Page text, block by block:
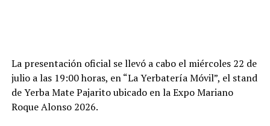
La presentación oficial se llevó a cabo el miércoles 22 de
julio a las 19:00 horas, en “La Yerbatería Móvil”, el stand
de Yerba Mate Pajarito ubicado en la Expo Mariano
Roque Alonso 2026.